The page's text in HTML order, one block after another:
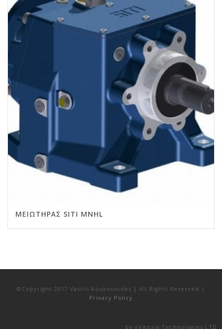
ΜΕΙΩΤΉΡΑΣ SITI MNHL
©Copyright 2017 Vasilis Koukounides | All Rights Reserved |
Privacy Policy
by eVenzia Technologies LTD